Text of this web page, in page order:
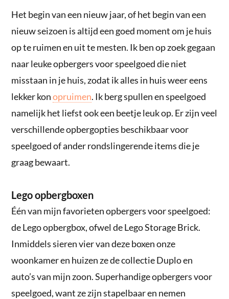
Het begin van een nieuw jaar, of het begin van een
nieuw seizoen is altijd een goed moment om je huis
op te ruimen en uit te mesten. Ik ben op zoek gegaan
naar leuke opbergers voor speelgoed die niet
misstaan in je huis, zodat ik alles in huis weer eens
lekker konopruimen. Ik berg spullen en speelgoed
namelijk het liefst ook een beetje leuk op. Er zijn veel
verschillende opbergopties beschikbaar voor
speelgoed of ander rondslingerende items die je
graag bewaart.
Lego opbergboxen
Één van mijn favorieten opbergers voor speelgoed:
de Lego opbergbox, ofwel de Lego Storage Brick.
Inmiddels sieren vier van deze boxen onze
woonkamer en huizen ze de collectie Duplo en
auto’s van mijn zoon. Superhandige opbergers voor
speelgoed, want ze zijn stapelbaar en nemen